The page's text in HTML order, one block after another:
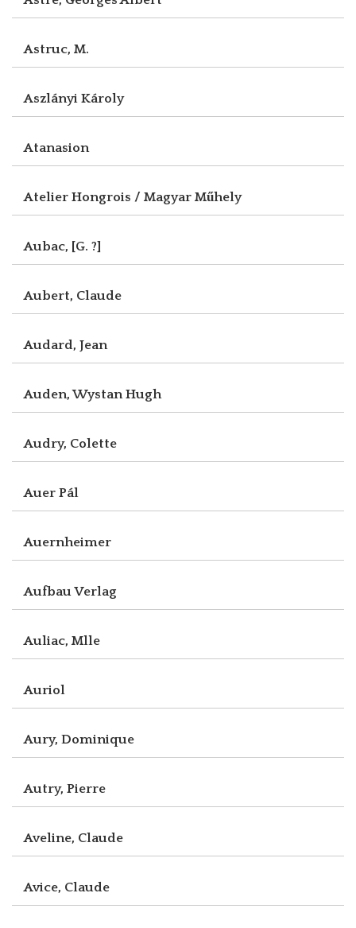
Astruc, M.
Aszlányi Károly
Atanasion
Atelier Hongrois / Magyar Műhely
Aubac, [G. ?]
Aubert, Claude
Audard, Jean
Auden, Wystan Hugh
Audry, Colette
Auer Pál
Auernheimer
Aufbau Verlag
Auliac, Mlle
Auriol
Aury, Dominique
Autry, Pierre
Aveline, Claude
Avice, Claude